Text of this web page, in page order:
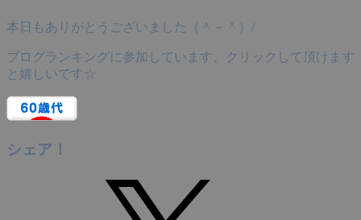
本日もありがとうございました（＾－＾）/
ブログランキングに参加しています、クリックして頂けます
と嬉しいです☆
シェア！